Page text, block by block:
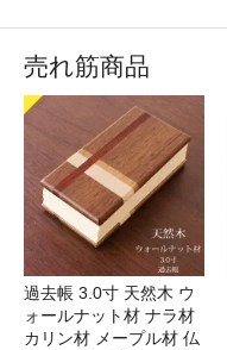
売れ筋商品
過去帳 3.0寸 天然木 ウ
ォールナット材 ナラ材
カリン材 メープル材 仏